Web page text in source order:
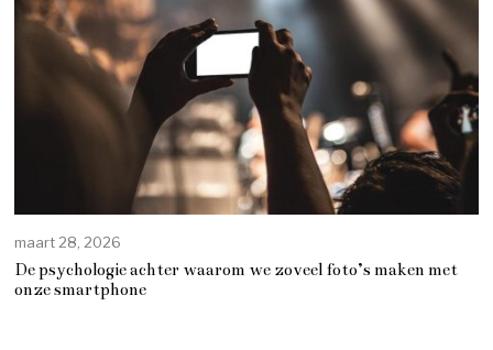
maart 28, 2026
De psychologie achter waarom we zoveel foto’s maken met
onze smartphone